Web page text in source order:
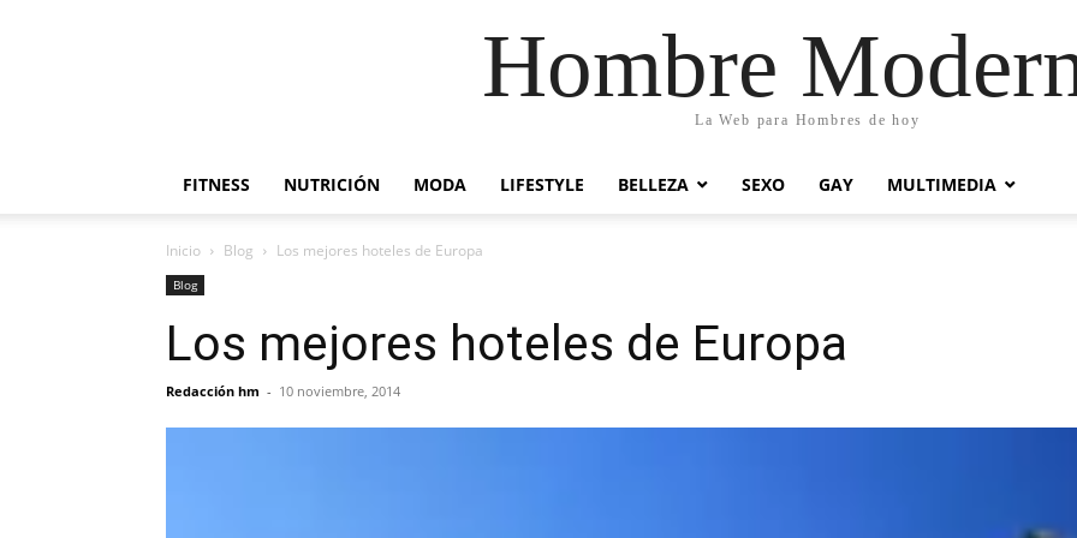
Hombre
La Web para Hombres de hoy
FITNESS NUTRICIÓN MODA LIFESTYLE BELLEZA SEXO GAY MULTIMEDIA
Inicio Blog Los mejores hoteles de Europa
Blog
Los mejores hoteles de Europa
Redacción hm - 10 noviembre, 2014